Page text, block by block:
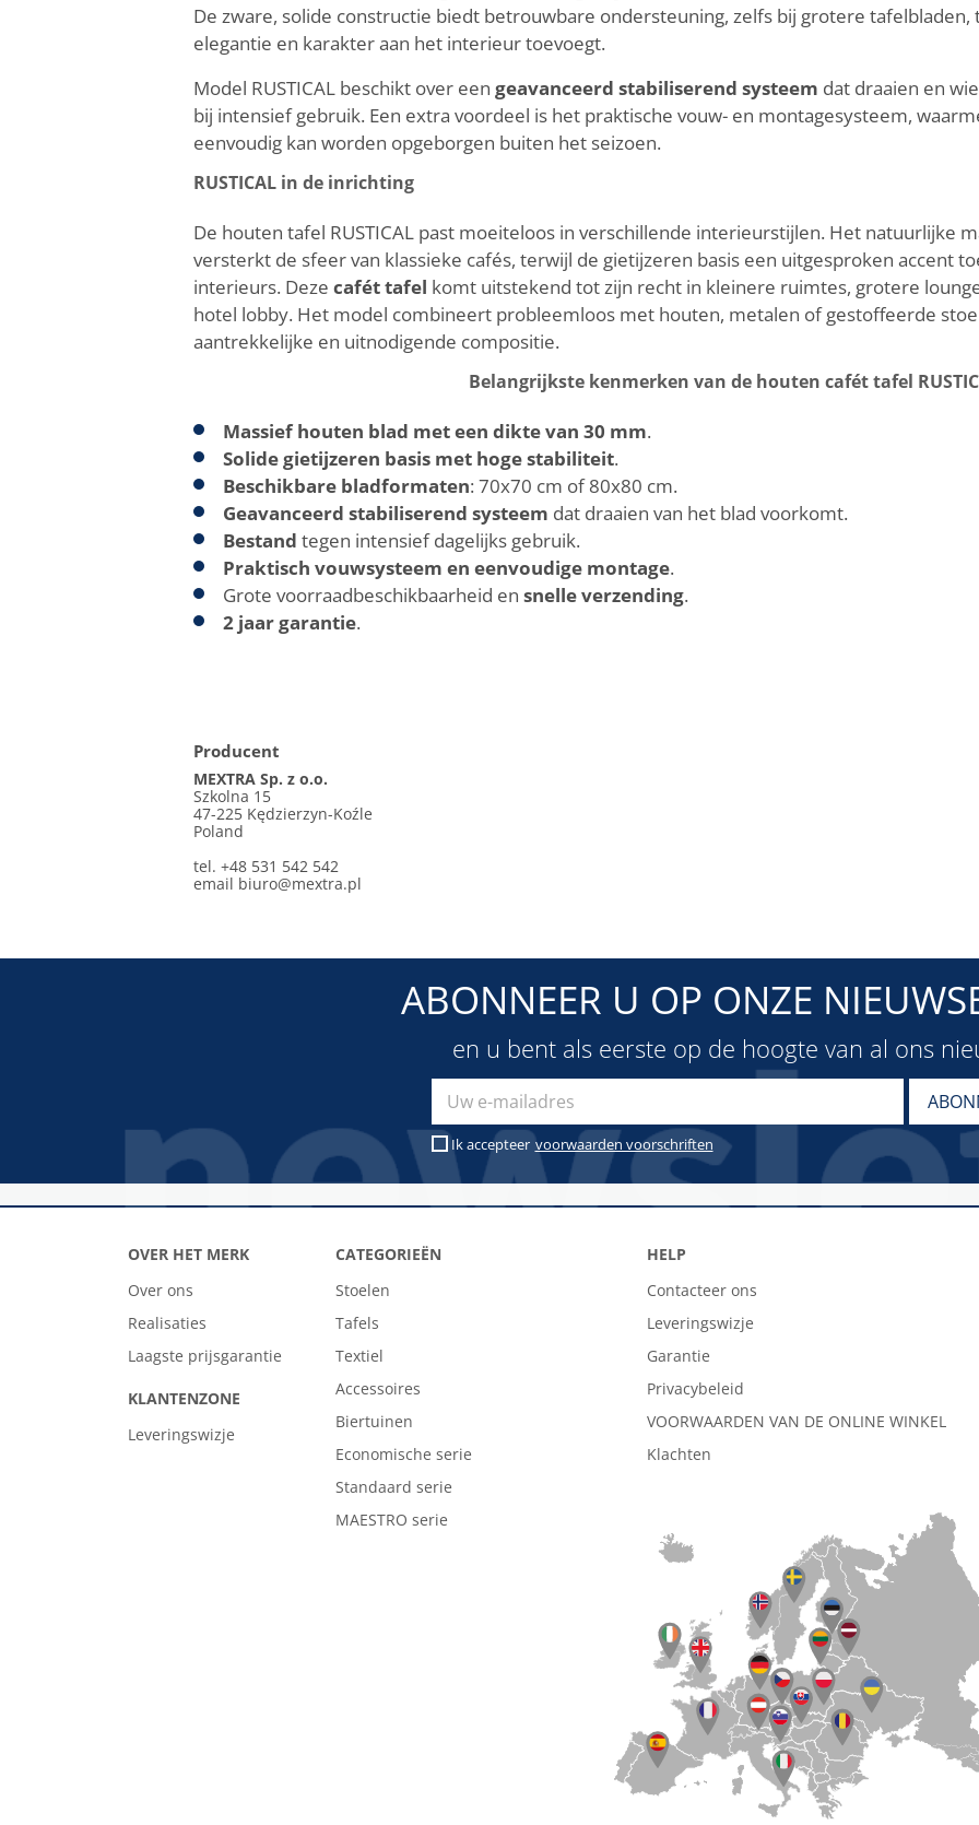
De zware, solide constructie biedt betrouwbare ondersteuning, zelfs bij grotere
elegantie en karakter aan het interieur toevoegt.
Model RUSTICAL beschikt over een geavanceerd stabiliserend systeem dat draaien en
bij intensief gebruik. Een extra voordeel is het praktische vouw- en montagesysteem,
eenvoudig kan worden opgeborgen buiten het seizoen.
RUSTICAL in de inrichting
De houten tafel RUSTICAL past moeiteloos in verschillende interieurstijlen. Het natuurlijke
versterkt de sfeer van klassieke cafés, terwijl de gietijzeren basis een uitgesproken accent
interieurs. Deze cafét tafel komt uitstekend tot zijn recht in kleinere ruimtes, grotere
hotel lobby. Het model combineert probleemloos met houten, metalen of gestoffeerde
aantrekkelijke en uitnodigende compositie.
Belangrijkste kenmerken van de houten cafét tafel
Massief houten blad met een dikte van 30 mm.
Solide gietijzeren basis met hoge stabiliteit.
Beschikbare bladformaten: 70x70 cm of 80x80 cm.
Geavanceerd stabiliserend systeem dat draaien van het blad voorkomt.
Bestand tegen intensief dagelijks gebruik.
Praktisch vouwsysteem en eenvoudige montage.
Grote voorraadbeschikbaarheid en snelle verzending.
2 jaar garantie.
Producent
MEXTRA Sp. z o.o.
Szkolna 15
47-225 Kędzierzyn-Koźle
Poland
tel. +48 531 542 542
email biuro@mextra.pl
ABONNEER U OP ONZE
en u bent als eerste op de hoogte van al ons
Ik accepteer voorwaarden voorschriften
OVER HET MERK
Over ons
Realisaties
Laagste prijsgarantie
KLANTENZONE
Leveringswizje
CATEGORIEËN
Stoelen
Tafels
Textiel
Accessoires
Biertuinen
Economische serie
Standaard serie
MAESTRO serie
HELP
Contacteer ons
Leveringswizje
Garantie
Privacybeleid
VOORWAARDEN VAN DE ONLINE WINKEL
Klachten